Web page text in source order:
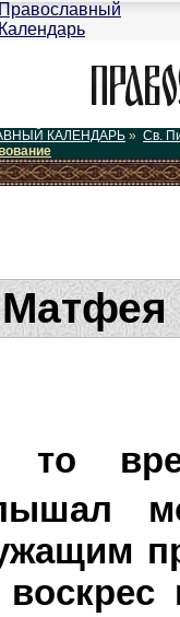
Календарь
КАЛЕНДАРЬ » Св.